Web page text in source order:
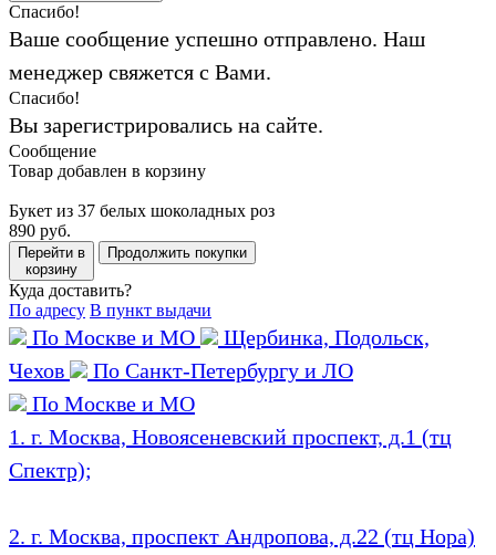
Спасибо!
Ваше сообщение успешно отправлено. Наш
менеджер свяжется с Вами.
Спасибо!
Вы зарегистрировались на сайте.
Сообщение
Товар добавлен в корзину
Букет из 37 белых шоколадных роз
890 руб.
Перейти в
корзину
Продолжить покупки
Куда доставить?
По адресу В пункт выдачи
По Москве и МО
Щербинка, Подольск,
Чехов
По Санкт-Петербургу и ЛО
По Москве и МО
1. г. Москва, Новоясеневский проспект, д.1 (тц
Спектр);
2. г. Москва, проспект Андропова, д.22 (тц Нора)